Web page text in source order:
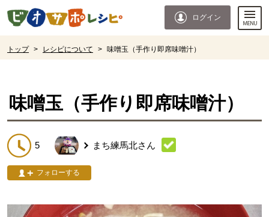
ページの先頭です。
ログイン
トップ > レシピについて > 味噌玉（手作り即席味噌汁）
味噌玉（手作り即席味噌汁）
5 まち練馬北さん
フォローする